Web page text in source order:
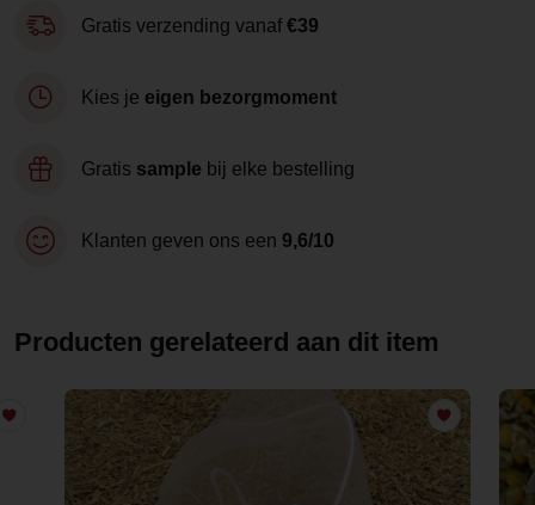
Gratis verzending vanaf €39
Kies je eigen bezorgmoment
Gratis sample bij elke bestelling
Klanten geven ons een 9,6/10
Producten gerelateerd aan dit item